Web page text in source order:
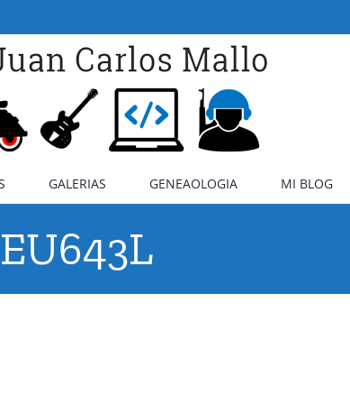
GALERIAS GENEAOLOGIA MI BLOG